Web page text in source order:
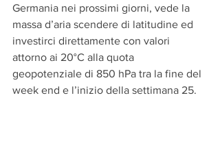
Germania nei prossimi giorni, vede la
massa d’aria scendere di latitudine ed
investirci direttamente con valori
attorno ai 20°C alla quota
geopotenziale di 850 hPa tra la fine del
week end e l’inizio della settimana 25.